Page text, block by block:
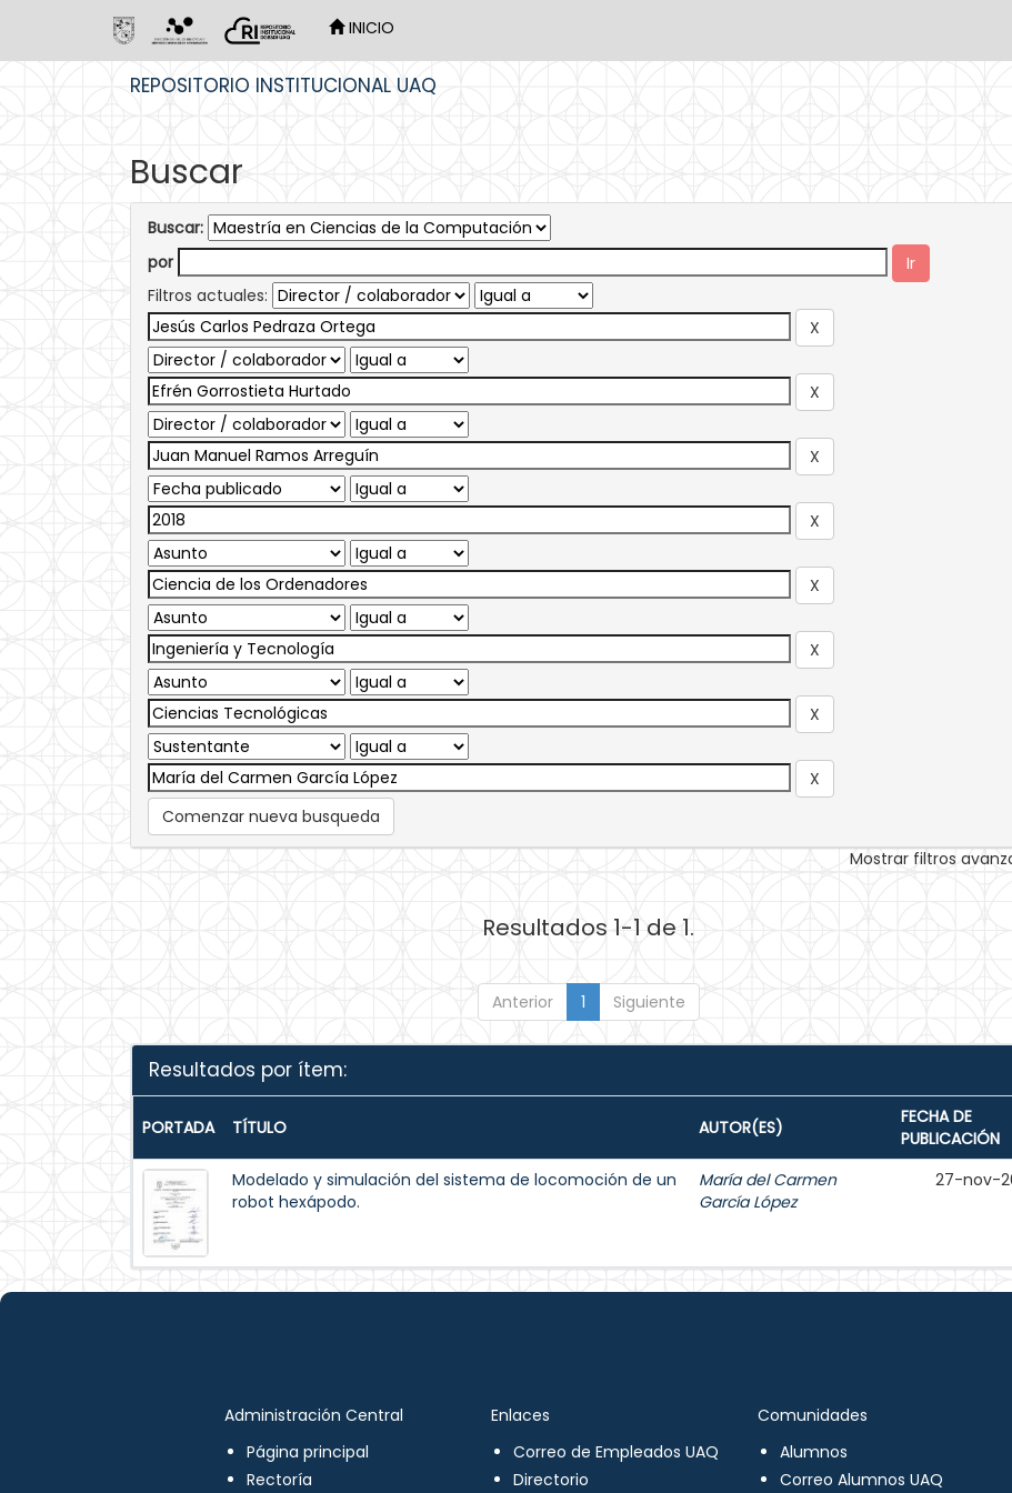
INICIO
REPOSITORIO INSTITUCIONAL UAQ
Buscar
Buscar:
por
Filtros actuales:
Comenzar nueva busqueda
Mostrar filtros
Resultados 1-1 de 1.
Anterior 1 Siguiente
Resultados por ítem:
PORTADA TÍTULO AUTOR(ES)
FECHA DE
PUBLICACIÓN
Modelado y simulación del sistema de locomoción de un
robot hexápodo.
María del Carmen
García López
27-nov-
Administración Central
Página principal
Rectoría
Enlaces
Correo de Empleados UAQ
Directorio
Comunidades
Alumnos
Correo Alumnos UAQ